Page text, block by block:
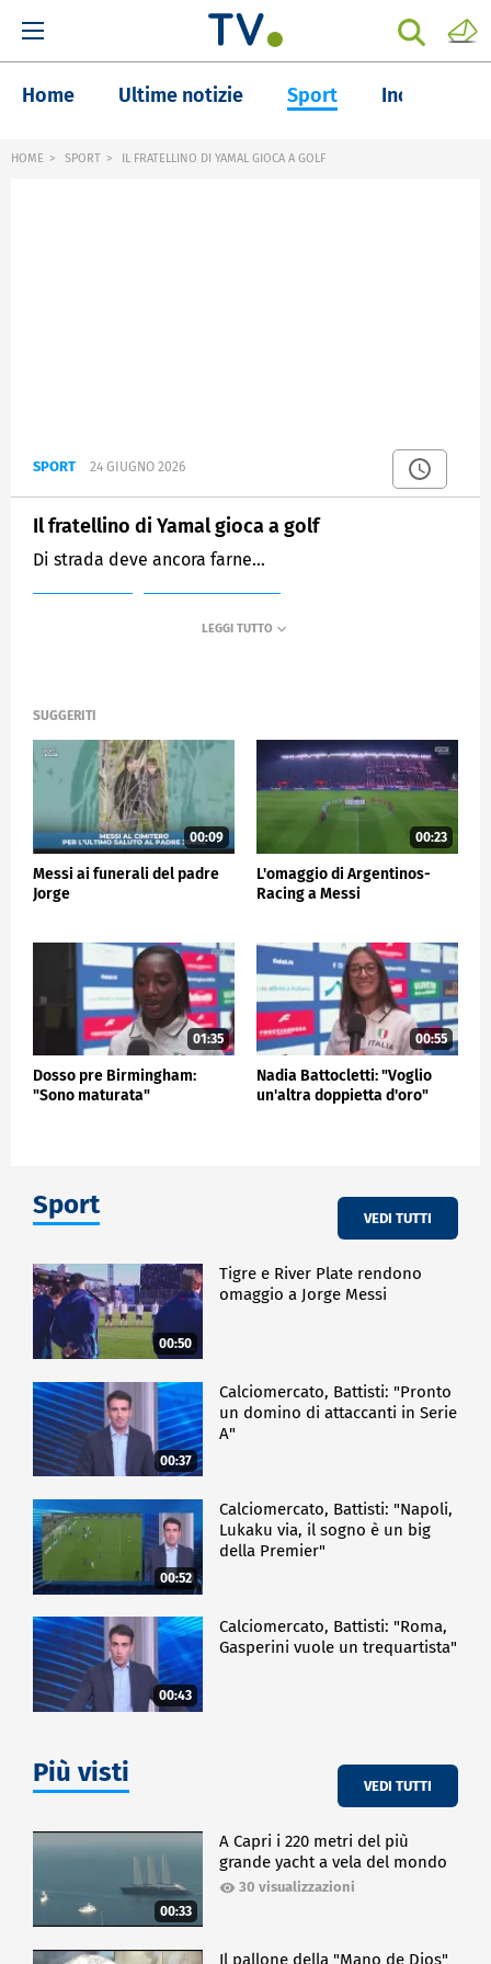
Home Ultime notizie Sport Inchieste
HOME SPORT IL FRATELLINO DI YAMAL GIOCA A GOLF
SPORT 24 GIUGNO 2026
Il fratellino di Yamal gioca a golf
Di strada deve ancora farne…
SUGGERITI
00:09
Messi ai funerali del padre
Jorge
00:23
L'omaggio di Argentinos-
Racing a Messi
01:35
Dosso pre Birmingham:
"Sono maturata"
00:55
Nadia Battocletti: "Voglio
un'altra doppietta d'oro"
Sport VEDI TUTTI
00:50
Tigre e River Plate rendono
omaggio a Jorge Messi
00:37
Calciomercato, Battisti: "Pronto
un domino di attaccanti in Serie
A"
00:52
Calciomercato, Battisti: "Napoli,
Lukaku via, il sogno è un big
della Premier"
00:43
Calciomercato, Battisti: "Roma,
Gasperini vuole un trequartista"
Più visti VEDI TUTTI
00:33
A Capri i 220 metri del più
grande yacht a vela del mondo
30 visualizzazioni
Il pallone della "Mano de Dios"